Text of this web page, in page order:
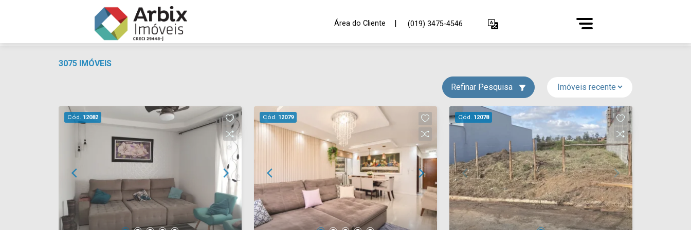
Área do Cliente | (019) 3475-4546
3075 IMÓVEIS
Refinar Pesquisa
Cód. 12082 Cód. 12079 Cód. 12078